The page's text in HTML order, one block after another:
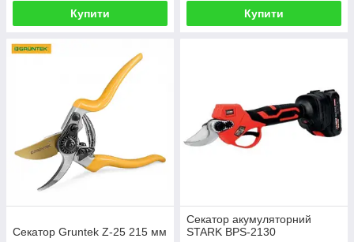
Купити Купити
Секатор Gruntek Z-25 215 мм
Секатор акумуляторний
STARK BPS-2130